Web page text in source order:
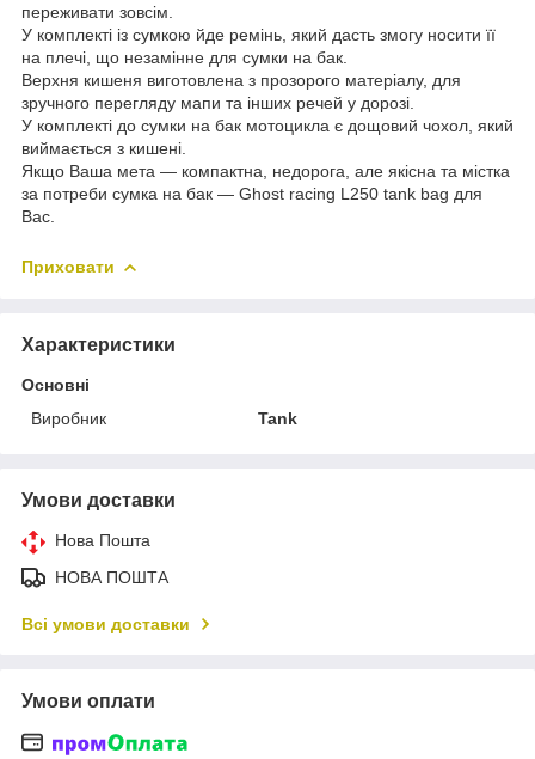
переживати зовсім.
У комплекті із сумкою йде ремінь, який дасть змогу носити її
на плечі, що незамінне для сумки на бак.
Верхня кишеня виготовлена з прозорого матеріалу, для
зручного перегляду мапи та інших речей у дорозі.
У комплекті до сумки на бак мотоцикла є дощовий чохол, який
виймається з кишені.
Якщо Ваша мета — компактна, недорога, але якісна та містка
за потреби сумка на бак — Ghost racing L250 tank bag для
Вас.
Приховати
Характеристики
Основні
Виробник
Tank
Умови доставки
Нова Пошта
НОВА ПОШТА
Всі умови доставки
Умови оплати